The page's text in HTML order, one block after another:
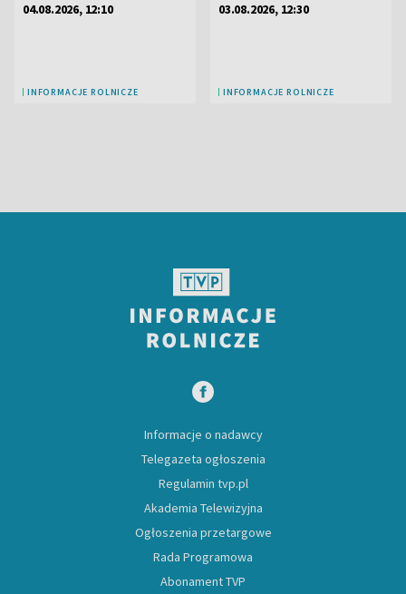
04.08.2026, 12:10
INFORMACJE ROLNICZE
03.08.2026, 12:30
INFORMACJE ROLNICZE
Informacje o nadawcy
Telegazeta ogłoszenia
Regulamin tvp.pl
Akademia Telewizyjna
Ogłoszenia przetargowe
Rada Programowa
Abonament TVP